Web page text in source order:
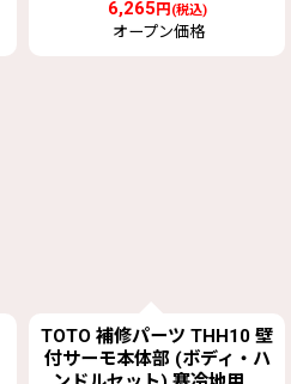
6,265 円 (税込)
オープン価格
TOTO 補修パーツ THH10 壁
付サーモ本体部 (ボディ・ハ